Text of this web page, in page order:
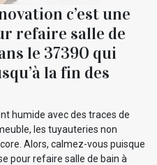
c’est une
refaire salle de
le 37390 qui
la fin des
humide avec des traces de
les tuyauteries non
Alors, calmez-vous puisque
pour refaire salle de bain à